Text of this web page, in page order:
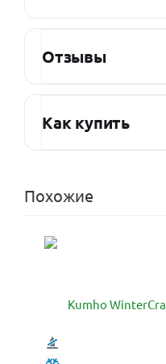
Отзывы
Как купить
Похожие